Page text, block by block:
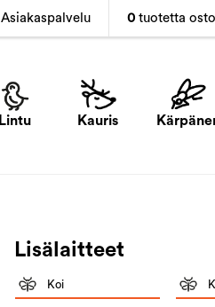
Asiakaspalvelu 0 tuotetta
Lintu Kauris
Lisälaitteet
Koi